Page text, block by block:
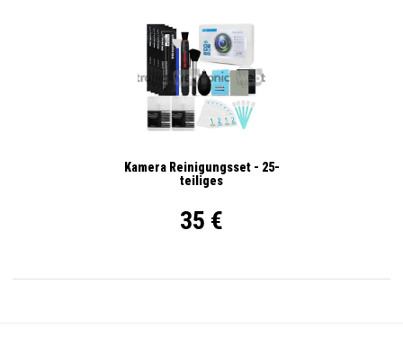
Kamera Reinigungsset - 25-
teiliges
35 €